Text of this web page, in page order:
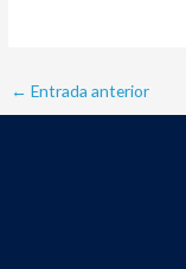
← Entrada anterior